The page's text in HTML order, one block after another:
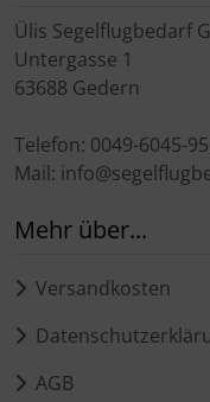
Ülis Segelflugbedarf
Untergasse 1
63688 Gedern
Telefon: 0049-6045-
Mail:
Mehr über...
Versandkosten
AGB